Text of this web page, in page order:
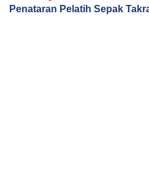
Penataran Pelatih Sepak